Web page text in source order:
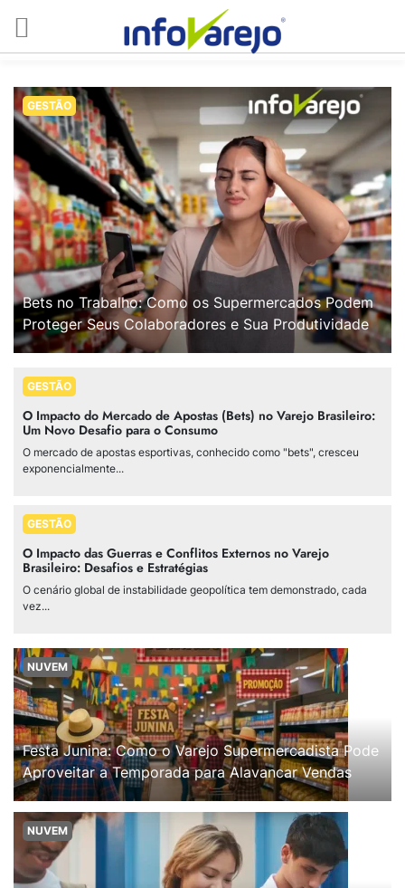
GESTÃO
Bets no Trabalho: Como os Supermercados Podem
Proteger Seus Colaboradores e Sua Produtividade
GESTÃO
O Impacto do Mercado de Apostas (Bets) no Varejo Brasileiro:
Um Novo Desafio para o Consumo
O mercado de apostas esportivas, conhecido como "bets", cresceu
exponencialmente...
GESTÃO
O Impacto das Guerras e Conflitos Externos no Varejo
Brasileiro: Desafios e Estratégias
O cenário global de instabilidade geopolítica tem demonstrado, cada
vez...
NUVEM
Festa Junina: Como o Varejo Supermercadista Pode
Aproveitar a Temporada para Alavancar Vendas
NUVEM